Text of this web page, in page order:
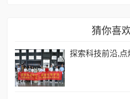
猜你喜
探索科技前沿,点